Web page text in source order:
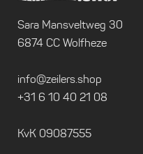
Sara Mansveltweg 30
6874 CC Wolfheze
info@zeilers.shop
+31 6 10 40 21 08
KvK 09087555